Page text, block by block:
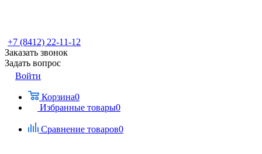
+7 (8412) 22-11-12
Заказать звонок
Задать вопрос
Войти
Корзина0
Избранные товары0
Сравнение товаров0